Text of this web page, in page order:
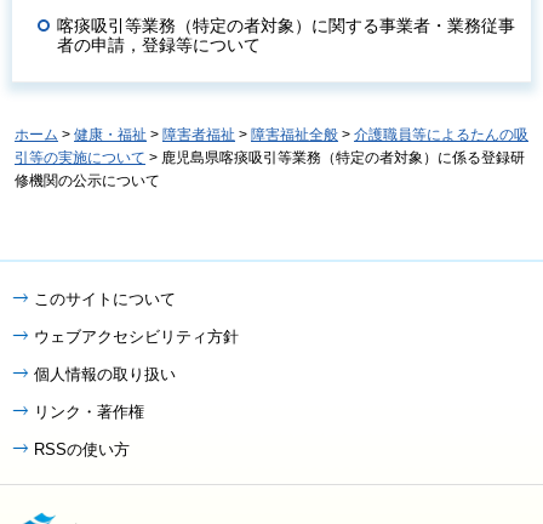
喀痰吸引等業務（特定の者対象）に関する事業者・業務従事
者の申請，登録等について
ホーム > 健康・福祉 > 障害者福祉 > 障害福祉全般 > 介護職員等によるたんの吸
引等の実施について > 鹿児島県喀痰吸引等業務（特定の者対象）に係る登録研
修機関の公示について
このサイトについて
ウェブアクセシビリティ方針
個人情報の取り扱い
リンク・著作権
RSSの使い方